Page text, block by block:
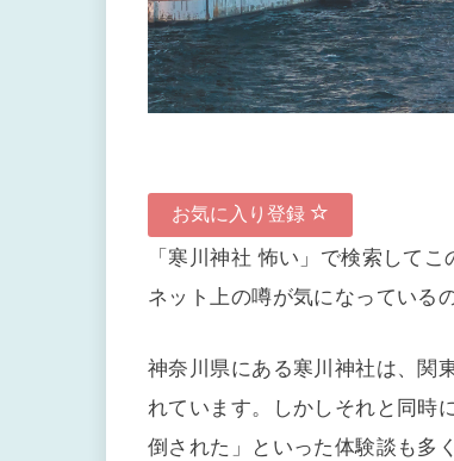
お気に入り登録
「寒川神社 怖い」で検索して
ネット上の噂が気になっている
神奈川県にある寒川神社は、関
れています。しかしそれと同時
倒された」といった体験談も多